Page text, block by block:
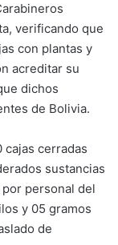
verificando que
con plantas y
acreditar su
dichos
de Bolivia.
cajas cerradas
sustancias
personal del
y 05 gramos
de